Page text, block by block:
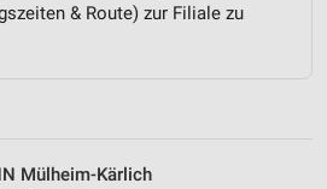
& Route) zur Filiale zu
Mülheim-Kärlich